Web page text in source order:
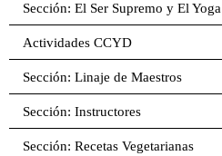
Sección: El Ser Supremo y El Yoga
Actividades CCYD
Sección: Linaje de Maestros
Sección: Instructores
Sección: Recetas Vegetarianas